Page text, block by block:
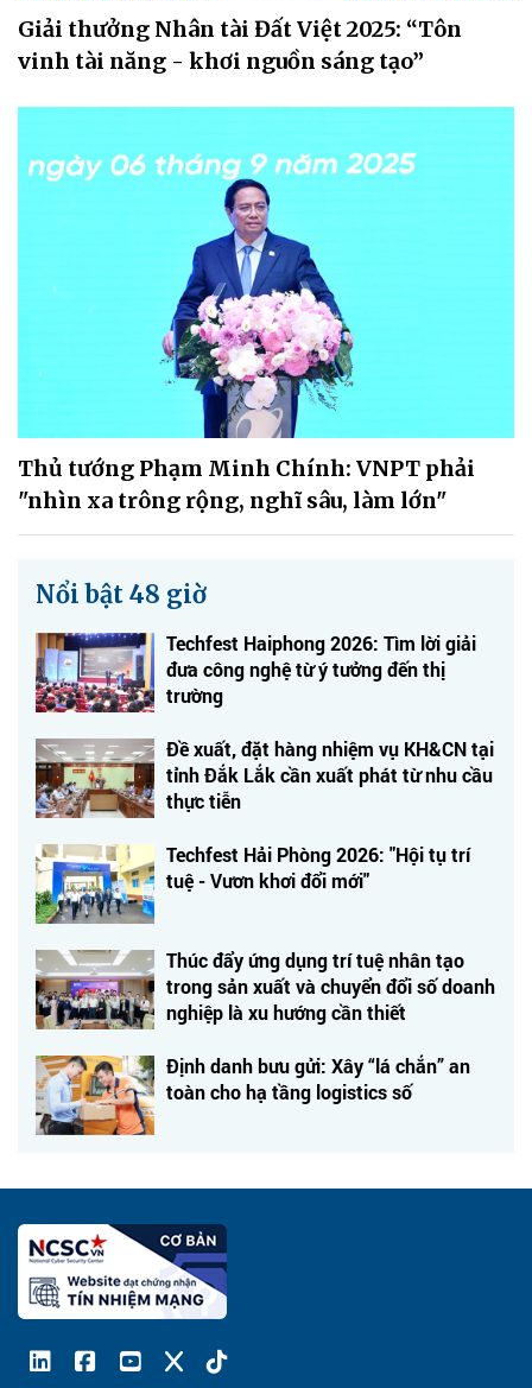
Giải thưởng Nhân tài Đất Việt 2025: “Tôn
vinh tài năng - khơi nguồn sáng tạo”
Thủ tướng Phạm Minh Chính: VNPT phải
"nhìn xa trông rộng, nghĩ sâu, làm lớn"
Nổi bật 48 giờ
Techfest Haiphong 2026: Tìm lời giải
đưa công nghệ từ ý tưởng đến thị
trường
Đề xuất, đặt hàng nhiệm vụ KH&CN tại
tỉnh Đắk Lắk cần xuất phát từ nhu cầu
thực tiễn
Techfest Hải Phòng 2026: "Hội tụ trí
tuệ - Vươn khơi đổi mới"
Thúc đẩy ứng dụng trí tuệ nhân tạo
trong sản xuất và chuyển đổi số doanh
nghiệp là xu hướng cần thiết
Định danh bưu gửi: Xây “lá chắn” an
toàn cho hạ tầng logistics số